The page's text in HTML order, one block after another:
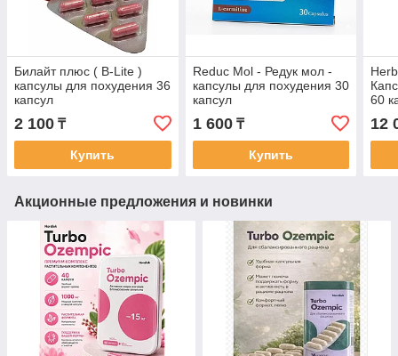
Билайт плюс ( B-Lite )
капсулы для похудения 36
капсул
2 100 ₸
Купить
Reduc Mol - Редук мол -
капсулы для похудения 30
капсул
1 600₸
Купить
60
12
Акционные предложения и новинки